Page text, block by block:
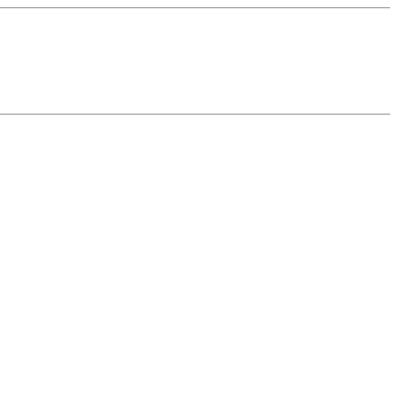
Vipps, Klarna och Google Pay.
debiteras kortet/fakturan.